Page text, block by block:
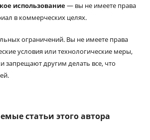
использование— вы не имеете права
в коммерческих целях.
ограничений. Вы не имеете права
условия или технологические меры,
запрещают другим делать все, что
статьи этого автора